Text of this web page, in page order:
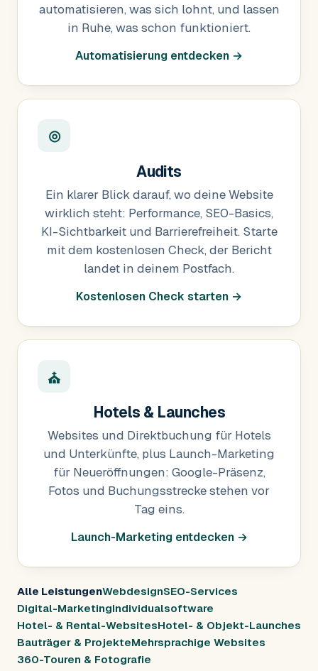
automatisieren, was sich lohnt, und lassen
in Ruhe, was schon funktioniert.
Automatisierung entdecken →
◎
Audits
Ein klarer Blick darauf, wo deine Website
wirklich steht: Performance, SEO-Basics,
KI-Sichtbarkeit und Barrierefreiheit. Starte
mit dem kostenlosen Check, der Bericht
landet in deinem Postfach.
Kostenlosen Check starten →
⛪
Hotels & Launches
Websites und Direktbuchung für Hotels
und Unterkünfte, plus Launch-Marketing
für Neueröffnungen: Google-Präsenz,
Fotos und Buchungsstrecke stehen vor
Tag eins.
Launch-Marketing entdecken →
Alle LeistungenWebdesignSEO-Services
Digital-MarketingIndividualsoftware
Hotel- & Rental-WebsitesHotel- & Objekt-Launches
Bauträger & ProjekteMehrsprachige Websites
360-Touren & Fotografie